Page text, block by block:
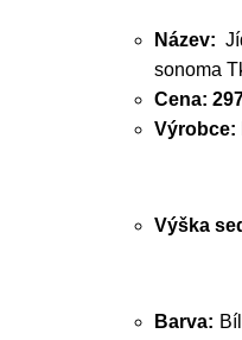
Název:
sonoma
Cena:
Výrobce:
Výška
Barva: